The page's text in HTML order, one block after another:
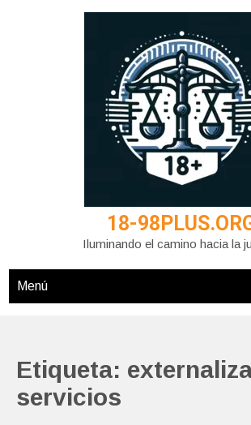
18-
Iluminando el camino hacia la
Menú
Etiqueta:
servicios